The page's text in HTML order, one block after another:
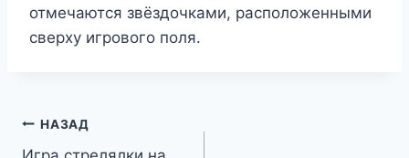
отмечаются звёздочками, расположенными
сверху игрового поля.
Навигация
НАЗАД